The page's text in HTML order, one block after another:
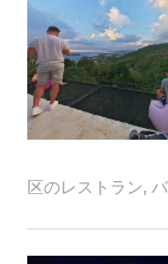
す。
区のレストラン,